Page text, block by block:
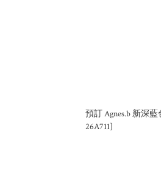
預訂 Agnes.b 新深
26A711]